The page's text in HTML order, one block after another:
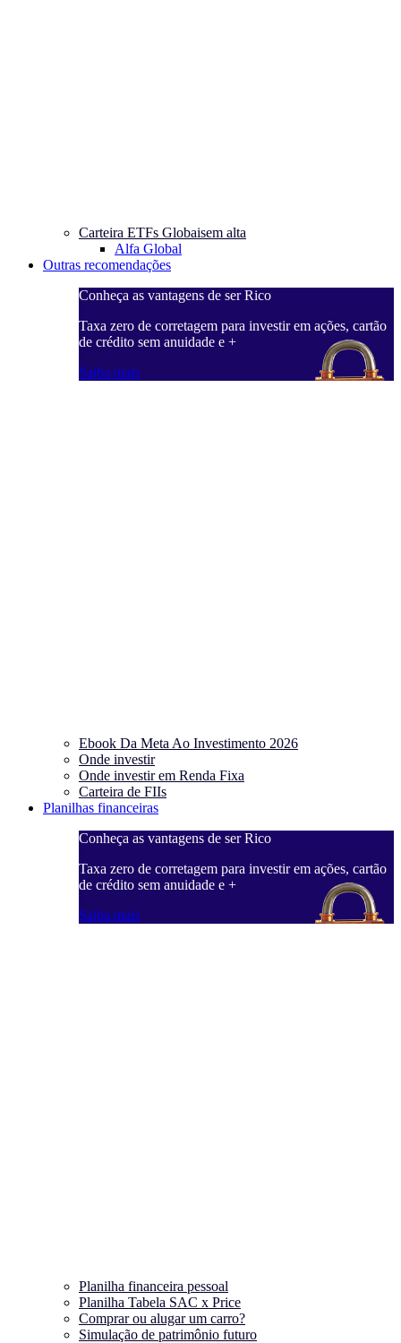
Carteira ETFs Globaisem alta
Alfa Global
Outras recomendações
Conheça as vantagens de ser Rico
Taxa zero de corretagem para investir em ações, cartão
de crédito sem anuidade e +
Saiba mais
Ebook Da Meta Ao Investimento 2026
Onde investir
Onde investir em Renda Fixa
Carteira de FIIs
Planilhas financeiras
Conheça as vantagens de ser Rico
Taxa zero de corretagem para investir em ações, cartão
de crédito sem anuidade e +
Saiba mais
Planilha financeira pessoal
Planilha Tabela SAC x Price
Comprar ou alugar um carro?
Simulação de patrimônio futuro